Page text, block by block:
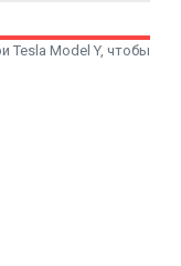
Tesla Model Y, чтобы